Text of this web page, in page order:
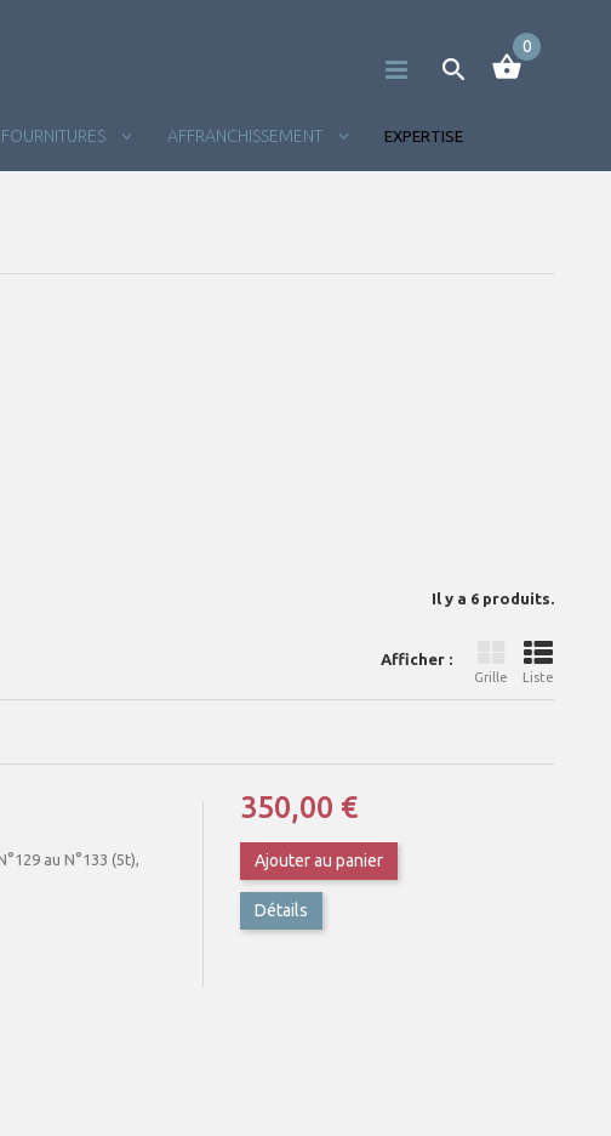
0
FOURNITURES AFFRANCHISSEMENT EXPERTISE
Il y a 6 produits.
Afficher :
Grille Liste
au N°133 (5t),
350,00 €
Ajouter au panier
Détails